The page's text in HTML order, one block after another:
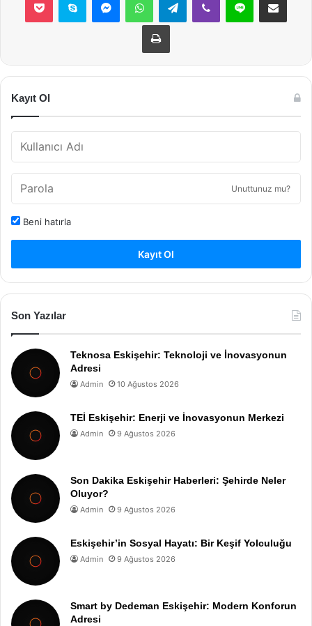
Yazdır
Kayıt Ol
Unuttunuz mu?
Beni hatırla
Kayıt Ol
Son Yazılar
Teknosa Eskişehir: Teknoloji ve İnovasyonun
Adresi
Admin 10 Ağustos 2026
TEİ Eskişehir: Enerji ve İnovasyonun Merkezi
Admin 9 Ağustos 2026
Son Dakika Eskişehir Haberleri: Şehirde Neler
Oluyor?
Admin 9 Ağustos 2026
Eskişehir’in Sosyal Hayatı: Bir Keşif Yolculuğu
Admin 9 Ağustos 2026
Smart by Dedeman Eskişehir: Modern Konforun
Adresi